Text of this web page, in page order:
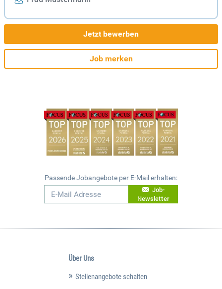
Jetzt bewerben
Job merken
Passende Jobangebote per E-Mail erhalten:
Job-
Newsletter
Über Uns
Stellenangebote schalten